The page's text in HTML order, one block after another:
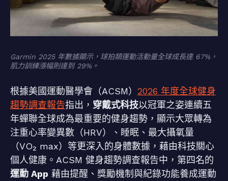
Garmin 2025 年數據顯示，球拍類運動活動量全球成長達 67%，
肌力訓練漲幅則達到 29%。
根據美國運動醫學會（ACSM） 2026 年度全球健身
趨勢調查報告指出， 穿戴式科技以冠軍之姿連續五
年蟬聯全球成為最重要的健身趨勢，顯示大眾轉為
注重心率變異數（HRV）、睡眠、最大攝氧量
（VO₂ max）等更深入的身體數據，藉由科技關心
個人健康。ACSM 健身趨勢調查報告中，第四名的
運動 App 藉由提醒、獎勵機制與紀錄功能養成運動